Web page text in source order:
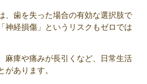
、歯を失った場合の有効な選択肢で
神経損傷」というリスクもゼロでは
麻痺や痛みが長引くなど、日常生活
があります。